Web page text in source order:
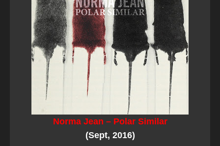
Norma Jean – Polar Similar
(Sept, 2016)